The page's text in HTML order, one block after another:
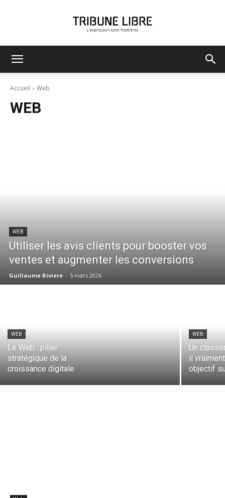
Accueil Web
WEB
WEB
Utiliser les avis clients pour booster vos
ventes et augmenter les conversions
Guillaume Riviere - 5 mars 2026
WEB
Le Web : pilier
stratégique de la
croissance digitale
WEB
Un
il
objectif